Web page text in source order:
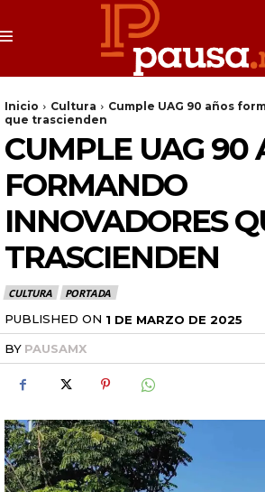
Inicio Cultura
Cumple UAG 90 años
que trascienden
CUMPLE UAG 90
FORMANDO
INNOVADORES
TRASCIENDEN
CULTURA PORTADA
PUBLISHED ON 1 DE MARZO DE 2025
BY PAUSAMX